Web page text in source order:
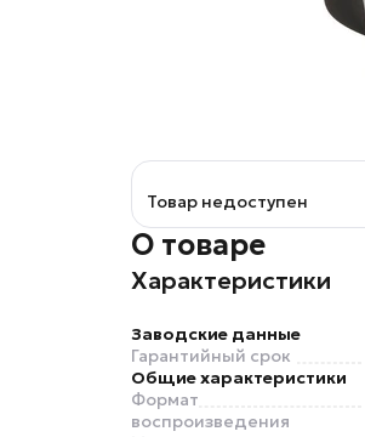
Товар недоступен
О товаре
Характеристики
Заводские данные
Гарантийный срок
Общие характеристики
Формат
воспроизведения